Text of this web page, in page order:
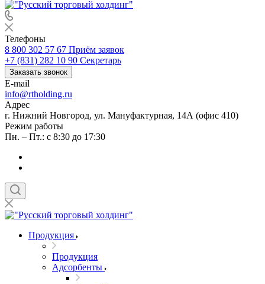
Телефоны
8 800 302 57 67 Приём заявок
+7 (831) 282 10 90 Секретарь
Заказать звонок
E-mail
info@rtholding.ru
Адрес
г. Нижний Новгород, ул. Мануфактурная, 14А (офис 410)
Режим работы
Пн. – Пт.: с 8:30 до 17:30
Продукция
Продукция
Адсорбенты